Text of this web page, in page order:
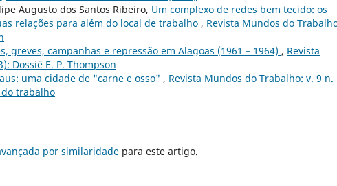
Augusto dos Santos Ribeiro, Um complexo de redes bem tecido: os
relações para além do local de trabalho , Revista Mundos do
greves, campanhas e repressão em Alagoas (1961 – 1964) , Revista
Dossiê E. P. Thompson
uma cidade de "carne e osso" , Revista Mundos do Trabalho: v. 9 n.
trabalho
por similaridade para este artigo.